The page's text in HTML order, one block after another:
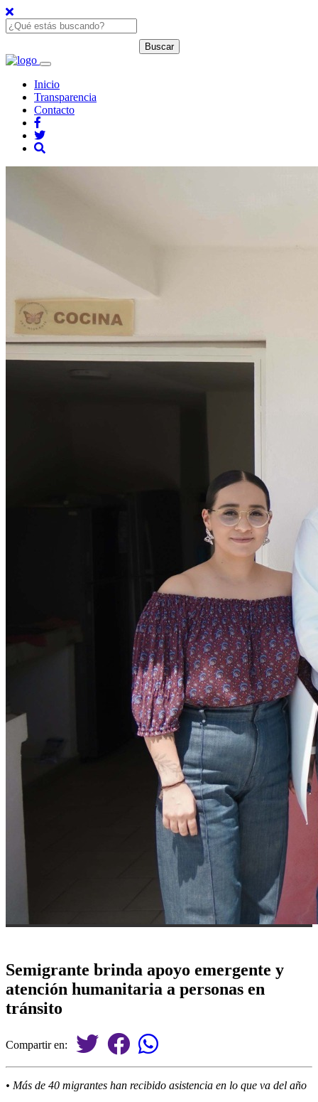
Inicio
Transparencia
Contacto
Semigrante brinda apoyo emergente y
atención humanitaria a personas en
tránsito
Compartir en:
• Más de 40 migrantes han recibido asistencia en lo que va del año